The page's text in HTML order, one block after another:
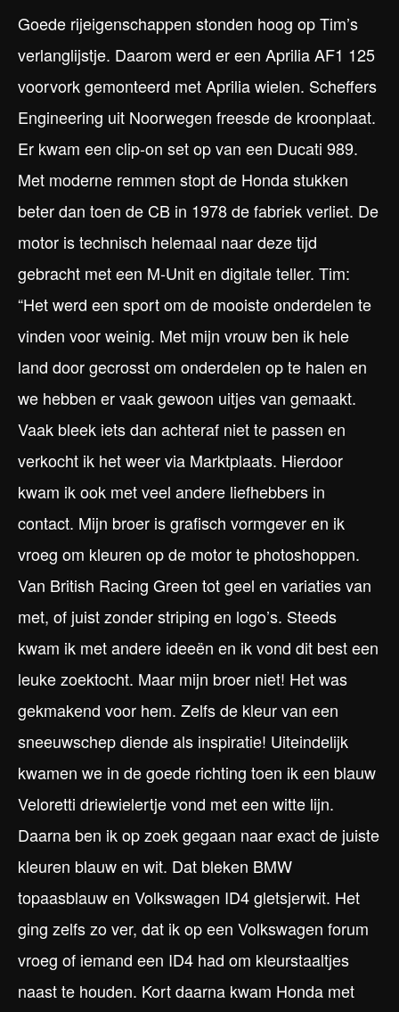
Goede rijeigenschappen stonden hoog op Tim’s
verlanglijstje. Daarom werd er een Aprilia AF1 125
voorvork gemonteerd met Aprilia wielen. Scheffers
Engineering uit Noorwegen freesde de kroonplaat.
Er kwam een clip-on set op van een Ducati 989.
Met moderne remmen stopt de Honda stukken
beter dan toen de CB in 1978 de fabriek verliet. De
motor is technisch helemaal naar deze tijd
gebracht met een M-Unit en digitale teller. Tim:
“Het werd een sport om de mooiste onderdelen te
vinden voor weinig. Met mijn vrouw ben ik hele
land door gecrosst om onderdelen op te halen en
we hebben er vaak gewoon uitjes van gemaakt.
Vaak bleek iets dan achteraf niet te passen en
verkocht ik het weer via Marktplaats. Hierdoor
kwam ik ook met veel andere liefhebbers in
contact. Mijn broer is grafisch vormgever en ik
vroeg om kleuren op de motor te photoshoppen.
Van British Racing Green tot geel en variaties van
met, of juist zonder striping en logo’s. Steeds
kwam ik met andere ideeën en ik vond dit best een
leuke zoektocht. Maar mijn broer niet! Het was
gekmakend voor hem. Zelfs de kleur van een
sneeuwschep diende als inspiratie! Uiteindelijk
kwamen we in de goede richting toen ik een blauw
Veloretti driewielertje vond met een witte lijn.
Daarna ben ik op zoek gegaan naar exact de juiste
kleuren blauw en wit. Dat bleken BMW
topaasblauw en Volkswagen ID4 gletsjerwit. Het
ging zelfs zo ver, dat ik op een Volkswagen forum
vroeg of iemand een ID4 had om kleurstaaltjes
naast te houden. Kort daarna kwam Honda met